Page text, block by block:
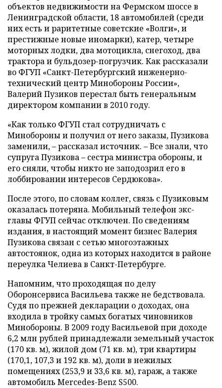
объектов недвижимости на Фермском шоссе в
Ленинградской области, 18 автомобилей (среди
них есть и раритетные советские «Волги», и
престижные новые иномарки), катер, четыре
моторных лодки, два мотоцикла, снегоход, два
трактора и бульдозер-погрузчик. Как рассказали
во ФГУП «Санкт-Петербургский инженерно-
технический центр Минобороны России»,
Валерий Пузиков перестал быть генеральным
директором компании в 2010 году.
«Как только ФГУП стал сотрудничать с
Минобороны и получил от него заказы, Пузикова
заменили, – рассказал источник. – Все знали, что
супруга Пузикова – сестра министра обороны, и
его сняли, чтобы никто не заподозрил его в
лоббировании интересов Сердюкова».
После этого, по словам коллег, связь с Пузиковым
оказалась потеряна. Мобильный телефон экс-
главы ФГУП сейчас отключен. По сведениям
издания, в настоящий момент бизнес Валерия
Пузикова связан с сетью многоэтажных
автостоянок, одна из которых находится в районе
переулка Челиева в Санкт-Петербурге.
Напомним, что проходящая по делу
Оборонсервиса Васильева также не бедствовала.
Судя по прежней декларации о доходах, она
входила в тройку самых богатых чиновников
Минобороны. В 2009 году Васильевой при доходе
6,2 млн рублей принадлежали земельный участок
(170 кв. м), жилой дом (71 кв. м), три квартиры
(170,1, 107,3 и 192 кв. м), доли в нежилых
помещениях (253,9 и 33,6 кв. м), гараж, а также
автомобиль Mercedes-Benz S500.